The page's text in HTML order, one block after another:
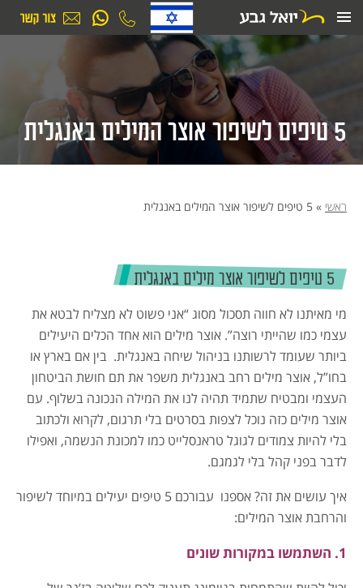
לתוכן
5 טיפים לשיפור אוצר המילים באנגלית
ראשי » 5 טיפים לשיפור אוצר המילים באנגלית
5 טיפים לשיפור אוצר מילים באנגלית
מי מאיתנו לא חווה תסכול מסוג “אני פשוט לא מצליח לבטא את
עצמי כמו שהייתי רוצה”. אוצר מילים הוא אחד הכלים היעילים
ביותר שעומד לרשותנו בניהול שיחה באנגלית. בין אם בארץ או
בחו”ל, אוצר מילים רחב באנגלית משפר את תם חושת הביטחון
העצמי ומבטיח שתמיד תהיה לנו את המילה הנכונה בשלוף. עם
אוצר מילים כזה נוכל לצפות בסרטים בלי תרגום, לקרוא ולכתוב
בלי להיות צמודים לגוגל טראנסלייט כמו למכונת הנשמה, ואפילו
לדבר בפני קהל בלי לגמגם.
איך עושים את זה? אספנו עבורכם 5 טיפים יעילים במיוחד לשיפור
והרחבת אוצר המילים:
1. השתמשו במקורות שונים